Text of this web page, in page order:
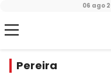
06 ago
Pereira